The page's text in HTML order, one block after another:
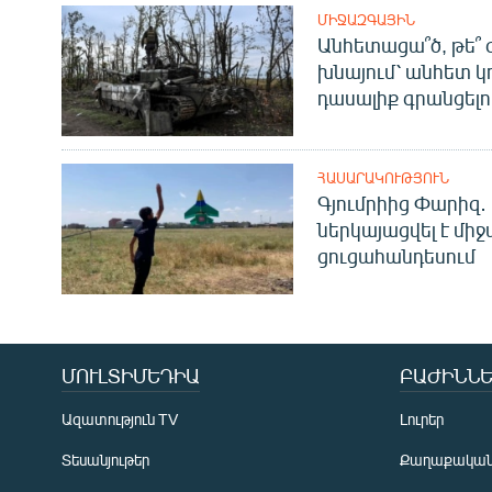
ՄԻՋԱԶԳԱՅԻՆ
Անհետացա՞ծ, թե՞
խնայում՝ անհետ
դասալիք
ՀԱՍԱՐԱԿՈՒԹՅՈՒՆ
Գյումրիից
ներկայացվել է
ցուցահանդեսում
ՄՈՒԼՏԻՄԵԴԻԱ
Ազատություն TV
Տեսանյութեր
Լուրեր